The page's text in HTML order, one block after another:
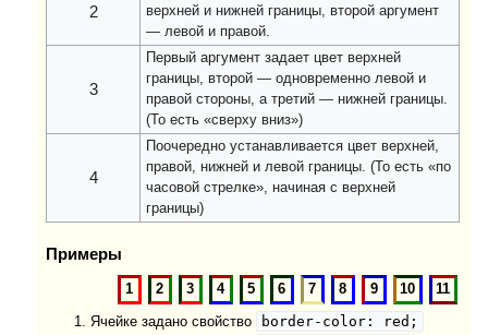
2
верхней и нижней границы, второй аргумент
— левой и правой.
3
Первый аргумент задает цвет верхней
границы, второй — одновременно левой и
правой стороны, а третий — нижней границы.
(То есть «сверху вниз»)
4
Поочередно устанавливается цвет верхней,
правой, нижней и левой границы. (То есть «по
часовой стрелке», начиная с верхней
границы)
Примеры
1 2 3 4 5 6 7 8 9 10 11
Ячейке задано свойство border-color: red;